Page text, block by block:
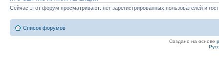
Сейчас этот форум просматривают: нет зарегистрированных пользователей и
Список форумов
Создано на основе